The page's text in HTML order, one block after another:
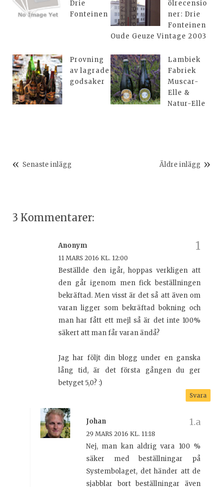
Drie
Fonteinen
ölrecensio
ner: Drie
Fonteinen
Oude Geuze Vintage 2003
Provning
av lagrade
godsaker
Lambiek
Fabriek
Muscar-
Elle &
Natur-Elle
Senaste inlägg Äldre inlägg
3 Kommentarer:
Anonym
11 MARS 2016 KL. 12:00
Beställde den igår, hoppas verkligen att
den går igenom men fick beställningen
bekräftad. Men visst är det så att även om
varan ligger som bekräftad bokning och
man har fått ett mejl så är det inte 100%
säkert att man får varan ändå?
Jag har följt din blogg under en ganska
lång tid, är det första gången du ger
betyget 5,0? :)
Svara
Johan
29 MARS 2016 KL. 11:18
Nej, man kan aldrig vara 100 %
säker med beställningar på
Systembolaget, det händer att de
sjabblar bort beställningar även